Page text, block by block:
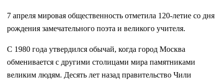
7 апреля мировая общественность отметила 120-летие со дня
рождения замечательного поэта и великого учителя.
С 1980 года утвердился обычай, когда город Москва
обменивается с другими столицами мира памятниками
великим людям. Десять лет назад правительство Чили